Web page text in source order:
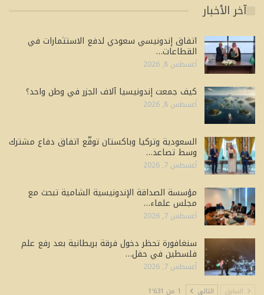
آخر الأخبار
اتفاق إندونيسي سعودي لدفع الاستثمارات في
القطاعات…
أغسطس 8, 2026
كيف جمعت إندونيسيا آلاف الجزر في وطن واحد؟
أغسطس 8, 2026
السعودية وتركيا وباكستان توقّع اتفاق دفاع مشترك
وسط تصاعد…
أغسطس 7, 2026
مؤسسة الصداقة الإندونيسية الشامية تبحث مع
مجلس علماء…
أغسطس 7, 2026
سنغافورة تحظر دخول فرقة بريطانية بعد رفع علم
فلسطين في حفل…
أغسطس 7, 2026
السابق التالي 1 من 1٬631